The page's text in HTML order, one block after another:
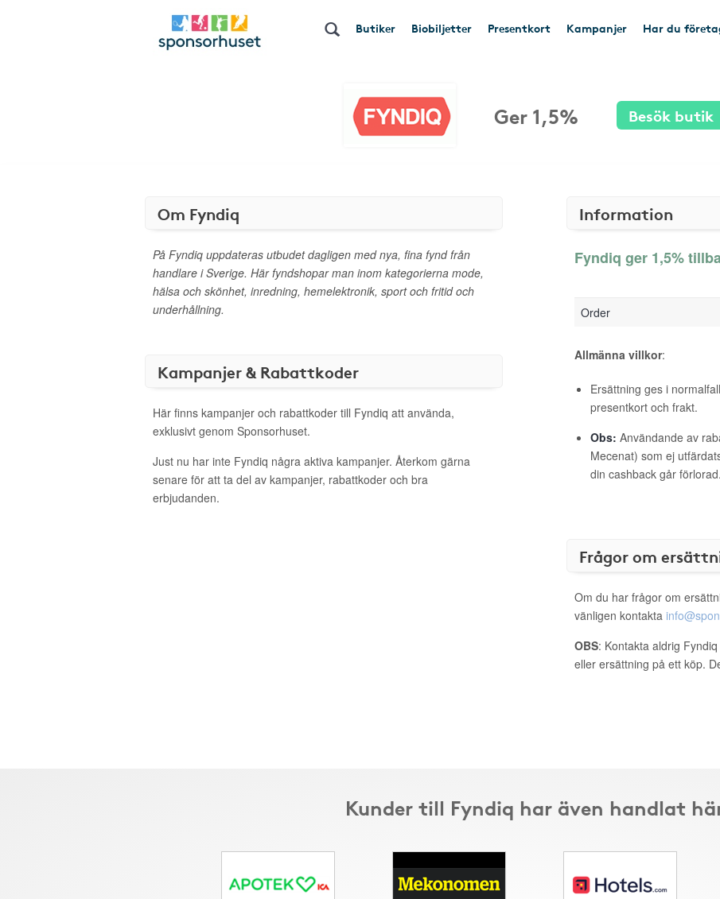
Butiker Biobiljetter Presentkort Kampanjer Har du
Ger 1,5% Besök butik
Om Fyndiq
På Fyndiq uppdateras utbudet dagligen med nya, fina fynd från
handlare i Sverige. Här fyndshopar man inom kategorierna mode,
hälsa och skönhet, inredning, hemelektronik, sport och fritid och
underhållning.
Kampanjer & Rabattkoder
Här finns kampanjer och rabattkoder till Fyndiq att använda,
exklusivt genom Sponsorhuset.
Just nu har inte Fyndiq några aktiva kampanjer. Återkom gärna
senare för att ta del av kampanjer, rabattkoder och bra
erbjudanden.
Information
Fyndiq ger 1,5%
Order
Allmänna villkor:
Ersättning ges i
presentkort och frakt.
Obs: Användande av
Mecenat) som ej
din cashback går förlorad.
Frågor om
Om du har frågor om
vänligen kontakta
OBS: Kontakta aldrig
eller ersättning på ett köp.
Kunder till Fyndiq har även handlat